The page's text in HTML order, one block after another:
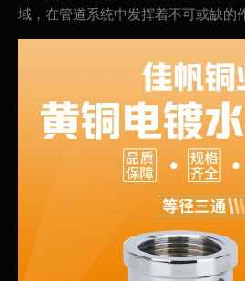
域，在管道系统中发挥着不可或缺的